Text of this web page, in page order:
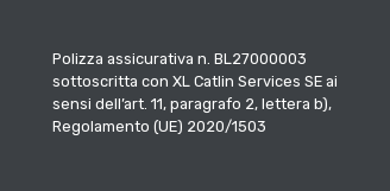
Polizza assicurativa n. BL27000003
sottoscritta con XL Catlin Services SE ai
sensi dell’art. 11, paragrafo 2, lettera b),
Regolamento (UE) 2020/1503